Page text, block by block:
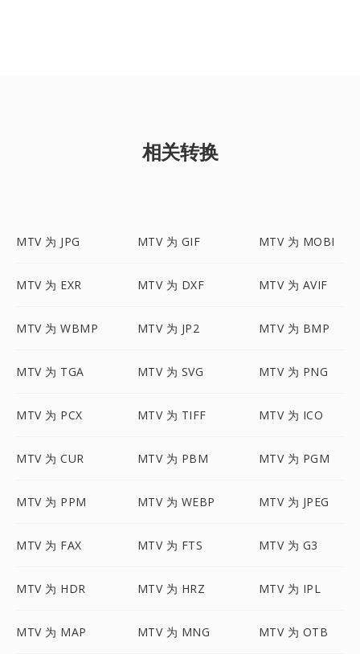
相关转换
MTV 为 JPG MTV 为 GIF MTV 为 MOBI
MTV 为 EXR MTV 为 DXF MTV 为 AVIF
MTV 为 WBMP MTV 为 JP2 MTV 为 BMP
MTV 为 TGA MTV 为 SVG MTV 为 PNG
MTV 为 PCX MTV 为 TIFF MTV 为 ICO
MTV 为 CUR MTV 为 PBM MTV 为 PGM
MTV 为 PPM MTV 为 WEBP MTV 为 JPEG
MTV 为 FAX MTV 为 FTS MTV 为 G3
MTV 为 HDR MTV 为 HRZ MTV 为 IPL
MTV 为 MAP MTV 为 MNG MTV 为 OTB